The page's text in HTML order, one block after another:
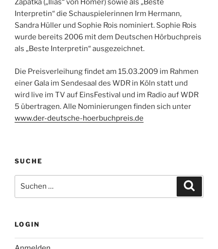
Zapatka („Ilias“ von Homer) sowie als „Beste
Interpretin“ die Schauspielerinnen Irm Hermann,
Sandra Hüller und Sophie Rois nominiert. Sophie Rois
wurde bereits 2006 mit dem Deutschen Hörbuchpreis
als „Beste Interpretin“ ausgezeichnet.
Die Preisverleihung findet am 15.03.2009 im Rahmen
einer Gala im Sendesaal des WDR in Köln statt und
wird live im TV auf EinsFestival und im Radio auf WDR
5 übertragen. Alle Nominierungen finden sich unter
www.der-deutsche-hoerbuchpreis.de
SUCHE
nach:
LOGIN